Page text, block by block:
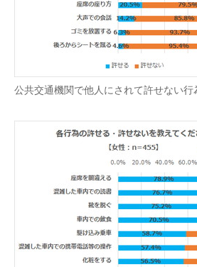
公共交通機関で他人にされて許せない行